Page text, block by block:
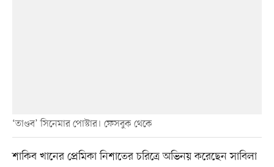
‘তাণ্ডব’ সিনেমার পোস্টার। ফেসবুক থেকে
শাকিব খানের প্রেমিকা নিশাতের চরিত্রে অভিনয় করেছেন সাবিলা